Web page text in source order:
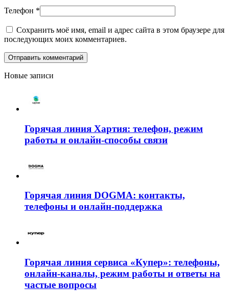
Телефон *
Сохранить моё имя, email и адрес сайта в этом браузере для
последующих моих комментариев.
Новые записи
Горячая линия Хартия: телефон, режим
работы и онлайн-способы связи
Горячая линия DOGMA: контакты,
телефоны и онлайн-поддержка
Горячая линия сервиса «Купер»: телефоны,
онлайн-каналы, режим работы и ответы на
частые вопросы